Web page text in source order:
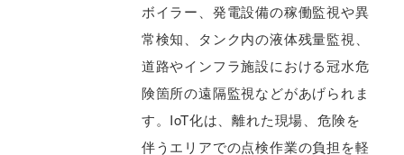
ボイラー、発電設備の稼働監視や異
常検知、タンク内の液体残量監視、
道路やインフラ施設における冠水危
険箇所の遠隔監視などがあげられま
す。IoT化は、離れた現場、危険を
伴うエリアでの点検作業の負担を軽